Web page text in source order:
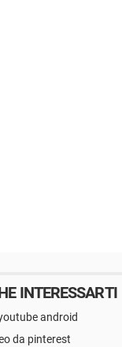
INTERESSARTI
android
da pinterest